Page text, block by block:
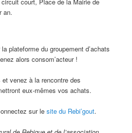
an.
plateforme du groupement d’achats
alors consom’acteur !
venez à la rencontre des
eux-mêmes vos achats.
sur le site du Rebi’gout.